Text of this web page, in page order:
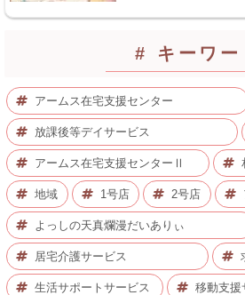
# キーワー
アームス在宅支援センター
放課後等デイサービス
アームス在宅支援センターⅡ
地域 1号店 2号店
よっしの天真爛漫だいありぃ
居宅介護サービス
生活サポートサービス 移動支援